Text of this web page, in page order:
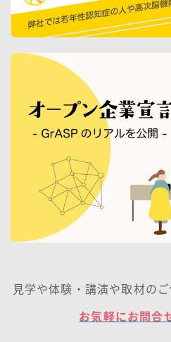
見学や体験・講演や取材の
お気軽にお問合